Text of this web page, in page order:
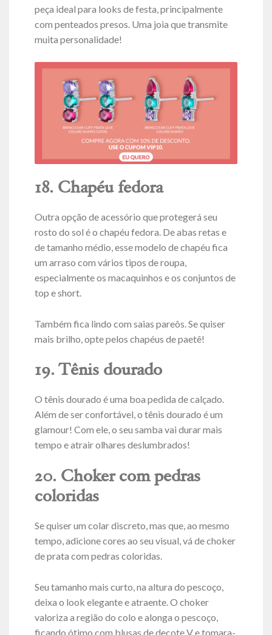
peça ideal para looks de festa, principalmente
com penteados presos. Uma joia que transmite
muita personalidade!
18. Chapéu fedora
Outra opção de acessório que protegerá seu
rosto do sol é o chapéu fedora. De abas retas e
de tamanho médio, esse modelo de chapéu fica
um arraso com vários tipos de roupa,
especialmente os macaquinhos e os conjuntos de
top e short.
Também fica lindo com saias pareôs. Se quiser
mais brilho, opte pelos chapéus de paetê!
19. Tênis dourado
O tênis dourado é uma boa pedida de calçado.
Além de ser confortável, o tênis dourado é um
glamour! Com ele, o seu samba vai durar mais
tempo e atrair olhares deslumbrados!
20. Choker com pedras
coloridas
Se quiser um colar discreto, mas que, ao mesmo
tempo, adicione cores ao seu visual, vá de choker
de prata com pedras coloridas.
Seu tamanho mais curto, na altura do pescoço,
deixa o look elegante e atraente. O choker
valoriza a região do colo e alonga o pescoço,
ficando ótimo com blusas de decote V e tomara-